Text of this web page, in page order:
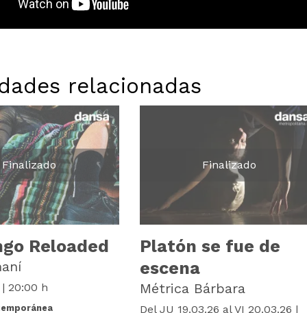
relacionadas
Finalizado
Reloaded
| 20:00 h
Finalizado
Platón se fue de
escena
Métrica Bárbara
Del JU 19.03.26 al VI 20.03.26 |